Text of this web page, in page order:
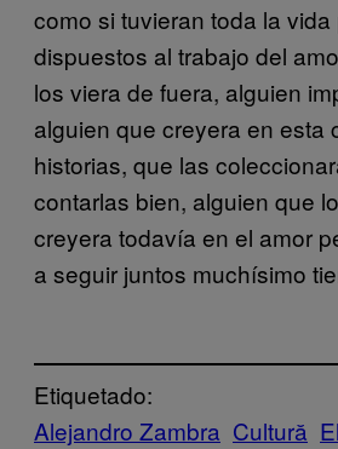
como si tuvieran toda la
dispuestos al trabajo del
los viera de fuera, alguien
alguien que creyera en esta
historias, que las
contarlas bien, alguien que
creyera todavía en el amor
a seguir juntos muchísimo
Etiquetado:
Alejandro Zambra Cultură